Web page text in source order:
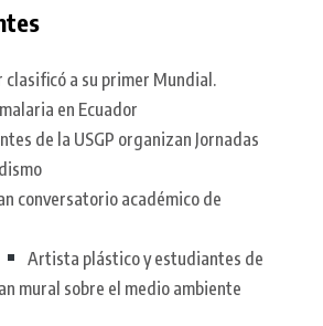
clasificó a su primer Mundial.
en Ecuador
de la USGP organizan Jornadas
conversatorio académico de
Artista plástico y estudiantes de
mural sobre el medio ambiente